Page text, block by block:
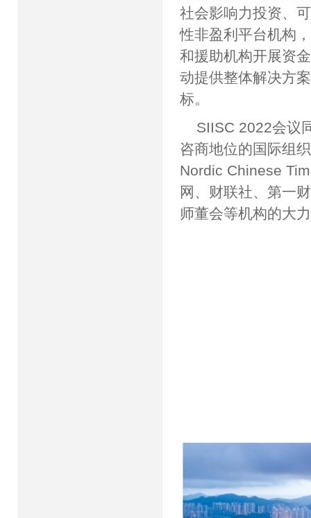
社会影响力投资、
性非盈利平台机构
和援助机构开展资
动提供整体解决方
标。
SIISC 2022会议
咨商地位的国际组
Nordic Chinese
网、财联社、第一
师董会等机构的大